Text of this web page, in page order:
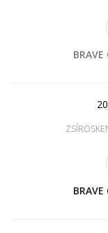
BRAVE
BRAVE